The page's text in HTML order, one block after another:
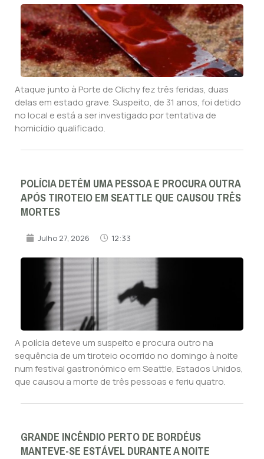
Ataque junto à Porte de Clichy fez três feridas, duas
delas em estado grave. Suspeito, de 31 anos, foi detido
no local e está a ser investigado por tentativa de
homicídio qualificado.
POLÍCIA DETÉM UMA PESSOA E PROCURA OUTRA
APÓS TIROTEIO EM SEATTLE QUE CAUSOU TRÊS
MORTES
Julho 27, 2026 12:33
A polícia deteve um suspeito e procura outro na
sequência de um tiroteio ocorrido no domingo à noite
num festival gastronómico em Seattle, Estados Unidos,
que causou a morte de três pessoas e feriu quatro.
GRANDE INCÊNDIO PERTO DE BORDÉUS
MANTEVE-SE ESTÁVEL DURANTE A NOITE